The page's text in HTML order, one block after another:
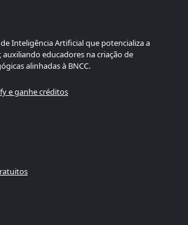
Inteligência Artificial que potencializa a
auxiliando educadores na criação de
alinhadas à BNCC.
e ganhe créditos